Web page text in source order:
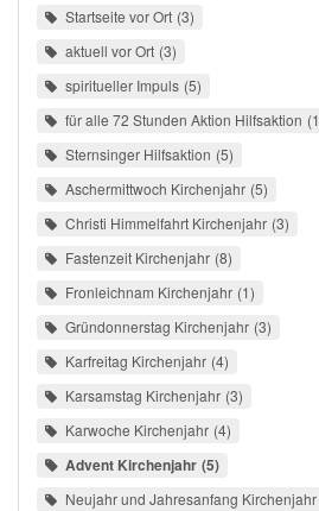
Startseite vor Ort 3
aktuell vor Ort 3
spiritueller Impuls 5
für alle 72 Stunden Aktion Hilfsaktion 1
Sternsinger Hilfsaktion 5
Aschermittwoch Kirchenjahr 5
Christi Himmelfahrt Kirchenjahr 3
Fastenzeit Kirchenjahr 8
Fronleichnam Kirchenjahr 1
Gründonnerstag Kirchenjahr 3
Karfreitag Kirchenjahr 4
Karsamstag Kirchenjahr 3
Karwoche Kirchenjahr 4
Advent Kirchenjahr 5
Neujahr und Jahresanfang Kirchenjahr